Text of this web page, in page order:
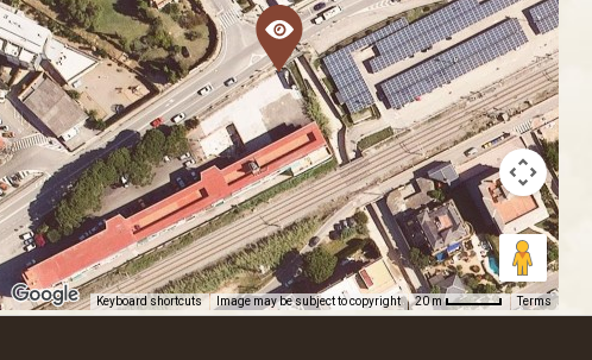
Keyboard shortcuts Image may be subject to copyright 20 m Terms